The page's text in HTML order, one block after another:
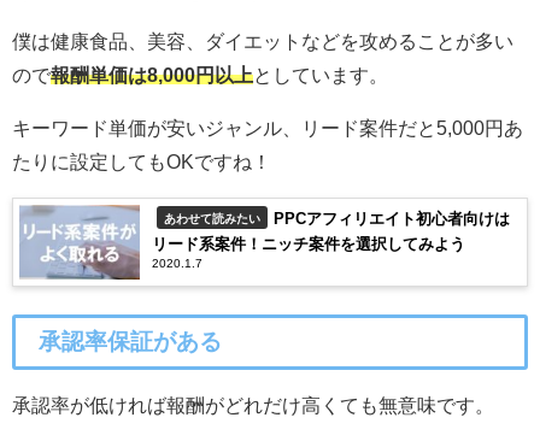
僕は健康食品、美容、ダイエットなどを攻めることが多い
ので報酬単価は8,000円以上としています。
キーワード単価が安いジャンル、リード案件だと5,000円あ
たりに設定してもOKですね！
あわせて読みたい
PPCアフィリエイト初心者向けは
リード系案件！ニッチ案件を選択してみよう
2020.1.7
承認率保証がある
承認率が低ければ報酬がどれだけ高くても無意味です。